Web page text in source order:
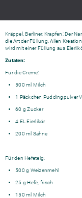
Kräppel, Berliner, Krapfen: Der
die Art der Füllung. Allen
wird mit einer Füllung aus
Zutaten:
Für die Creme:
500 ml Milch
1 Päckchen Puddingpulver
60 g Zucker
4 EL Eierlikör
200 ml Sahne
Für den Hefeteig:
500 g Weizenmehl
25 g Hefe, frisch
150 ml Milch